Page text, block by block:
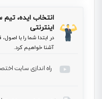
دروس این دوره باید این
انتخاب ایده،
اینترنتی
در ابتدا شما را با
آشنا خواهیم کرد.
راه اندازی سایت